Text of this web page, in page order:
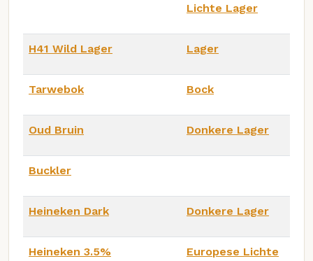
Lichte Lager
H41 Wild Lager Lager
Tarwebok Bock
Oud Bruin Donkere Lager
Buckler
Heineken Dark Donkere Lager
Heineken 3.5%
Europese Lichte